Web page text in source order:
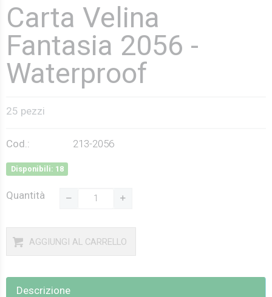
Carta Velina
Fantasia 2056 -
Waterproof
25 pezzi
Cod.: 213-2056
Disponibili: 18
Quantità
AGGIUNGI AL CARRELLO
Descrizione